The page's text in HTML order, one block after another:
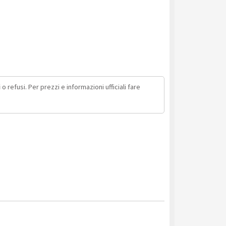
refusi. Per prezzi e informazioni ufficiali fare